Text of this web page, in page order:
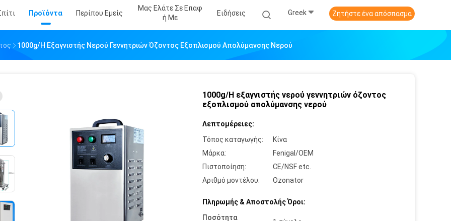
Προϊόντα Περίπου Εμείς
Μας Ελάτε Σε Επαφ
Ή Με
Ειδήσεις Greek Ζητήστε ένα απόσπασμα
1000g/H Εξαγνιστής Νερού Γεννητριών Όζοντος Εξοπλισμού Απολύμανσης Νερού
1000g/H εξαγνιστής νερού γεννητριών όζοντος
εξοπλισμού απολύμανσης νερού
Λεπτομέρειες:
Τόπος καταγωγής:
Κίνα
Μάρκα:
Fenigal/OEM
Πιστοποίηση:
CE/NSF etc.
Αριθμό μοντέλου:
Ozonator
Πληρωμής & Αποστολής Όροι:
Ποσότητα